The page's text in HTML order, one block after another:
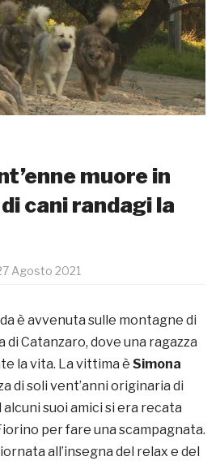
muore in
cani randagi la
Agosto 2021
è avvenuta sulle montagne di
di Catanzaro, dove una ragazza
la vita. La vittima è Simona
di soli vent’anni originaria di
suoi amici si era recata
per fare una scampagnata.
all’insegna del relax e del